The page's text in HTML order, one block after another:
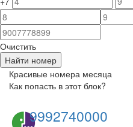
Очистить
Найти номер
Красивые номера месяца
Как попасть в этот блок?
9992740000